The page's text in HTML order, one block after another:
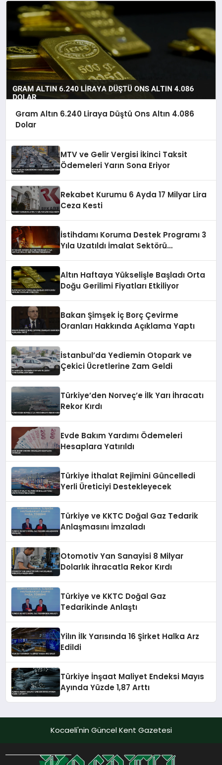
Gram Altın 6.240 Liraya Düştü Ons Altın 4.086
Dolar
MTV ve Gelir Vergisi İkinci Taksit
Ödemeleri Yarın Sona Eriyor
Rekabet Kurumu 6 Ayda 17 Milyar Lira
Ceza Kesti
İstihdamı Koruma Destek Programı 3
Yıla Uzatıldı İmalat Sektörü
Altın Haftaya Yükselişle Başladı Orta
Doğu Gerilimi Fiyatları Etkiliyor
Bakan Şimşek İç Borç Çevirme
Oranları Hakkında Açıklama Yaptı
İstanbul’da Yediemin Otopark ve
Çekici Ücretlerine Zam Geldi
Türkiye’den Norveç’e İlk Yarı İhracatı
Rekor Kırdı
Evde Bakım Yardımı Ödemeleri
Hesaplara Yatırıldı
Türkiye İthalat Rejimini Güncelledi
Yerli Üreticiyi Destekleyecek
Türkiye ve KKTC Doğal Gaz Tedarik
Anlaşmasını İmzaladı
Otomotiv Yan Sanayisi 8 Milyar
Dolarlık İhracatla Rekor Kırdı
Türkiye ve KKTC Doğal Gaz
Tedarikinde Anlaştı
Yilın İlk Yarısında 16 Şirket Halka Arz
Edildi
Türkiye İnşaat Maliyet Endeksi Mayıs
Ayında Yüzde 1,87 Arttı
Kocaeli'nin Güncel Kent Gazetesi